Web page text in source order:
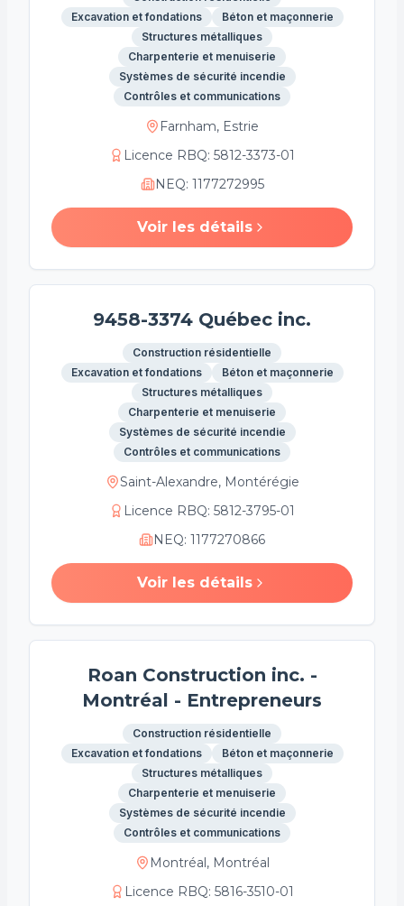
Excavation et fondations
Béton et maçonnerie
Structures métalliques
Charpenterie et menuiserie
Systèmes de sécurité incendie
Contrôles et communications
Farnham, Estrie
Licence RBQ: 5812-3373-01
NEQ: 1177272995
Voir les détails
9458-3374 Québec inc.
Construction résidentielle
Excavation et fondations
Béton et maçonnerie
Structures métalliques
Charpenterie et menuiserie
Systèmes de sécurité incendie
Contrôles et communications
Saint-Alexandre, Montérégie
Licence RBQ: 5812-3795-01
NEQ: 1177270866
Voir les détails
Roan Construction inc. -
Montréal - Entrepreneurs
Construction résidentielle
Excavation et fondations
Béton et maçonnerie
Structures métalliques
Charpenterie et menuiserie
Systèmes de sécurité incendie
Contrôles et communications
Montréal, Montréal
Licence RBQ: 5816-3510-01